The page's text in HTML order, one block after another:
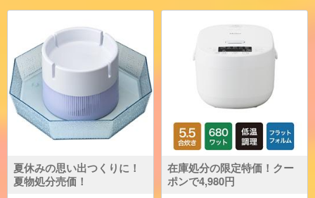
夏休みの思い出つくりに！
夏物処分売価！
在庫処分の限定特価！クー
ポンで4,980円